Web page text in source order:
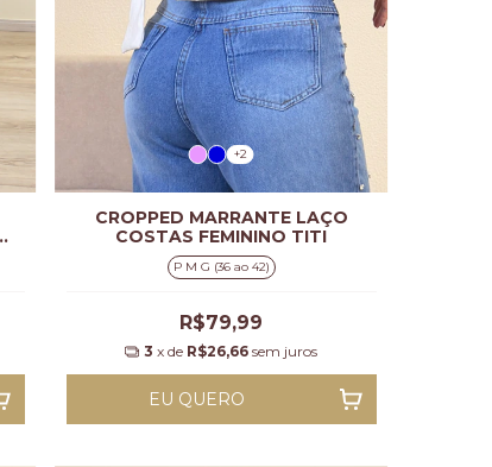
+2
CROPPED MARRANTE LAÇO
COSTAS FEMININO TITI
P M G (36 ao 42)
R$79,99
3 x de R$26,66 sem juros
EU QUERO